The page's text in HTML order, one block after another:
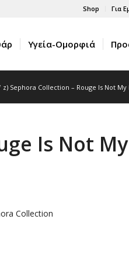
Shop Για
Υγεία-Ομορφιά
z) Sephora Collection – Rouge Is Not My
Is Not
Collection